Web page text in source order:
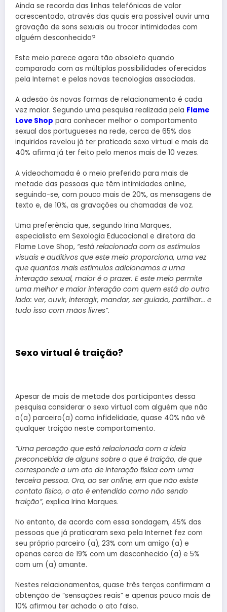
Ainda se recorda das linhas telefônicas de valor
acrescentado, através das quais era possível ouvir uma
gravação de sons sexuais ou trocar intimidades com
alguém desconhecido?
Este meio parece agora tão obsoleto quando
comparado com as múltiplas possibilidades oferecidas
pela Internet e pelas novas tecnologias associadas.
A adesão às novas formas de relacionamento é cada
vez maior. Segundo uma pesquisa realizada pela Flame
Love Shop para conhecer melhor o comportamento
sexual dos portugueses na rede, cerca de 65% dos
inquiridos revelou já ter praticado sexo virtual e mais de
40% afirma já ter feito pelo menos mais de 10 vezes.
A videochamada é o meio preferido para mais de
metade das pessoas que têm intimidades online,
seguindo-se, com pouco mais de 20%, as mensagens de
texto e, de 10%, as gravações ou chamadas de voz.
Uma preferência que, segundo Irina Marques,
especialista em Sexologia Educacional e diretora da
Flame Love Shop, “está relacionada com os estímulos
visuais e auditivos que este meio proporciona, uma vez
que quantos mais estímulos adicionamos a uma
interação sexual, maior é o prazer. E este meio permite
uma melhor e maior interação com quem está do outro
lado: ver, ouvir, interagir, mandar, ser guiado, partilhar… e
tudo isso com mãos livres”.
Sexo virtual é traição?
Apesar de mais de metade dos participantes dessa
pesquisa considerar o sexo virtual com alguém que não
o(a) parceiro(a) como infidelidade, quase 40% não vê
qualquer traição neste comportamento.
“Uma perceção que está relacionada com a ideia
preconcebida de alguns sobre o que é traição, de que
corresponde a um ato de interação física com uma
terceira pessoa. Ora, ao ser online, em que não existe
contato físico, o ato é entendido como não sendo
traição”, explica Irina Marques.
No entanto, de acordo com essa sondagem, 45% das
pessoas que já praticaram sexo pela Internet fez com
seu próprio parceiro (a), 23% com um amigo (a) e
apenas cerca de 19% com um desconhecido (a) e 5%
com um (a) amante.
Nestes relacionamentos, quase três terços confirmam a
obtenção de “sensações reais” e apenas pouco mais de
10% afirmou ter achado o ato falso.